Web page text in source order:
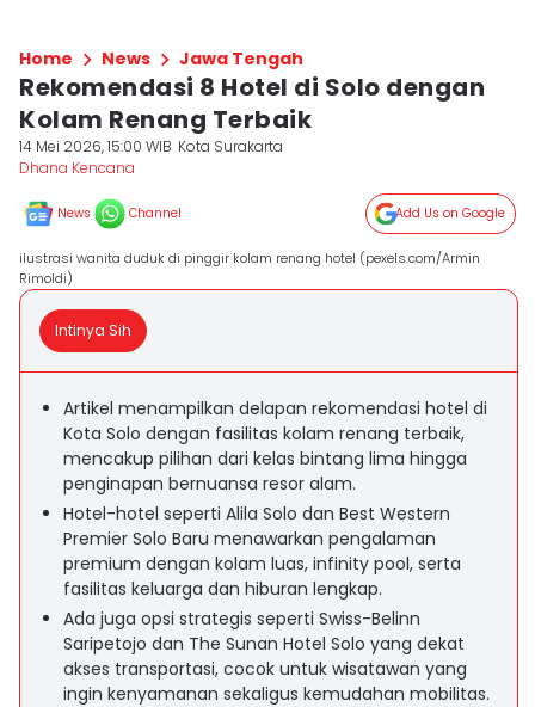
Home News Jawa Tengah
Rekomendasi 8 Hotel di Solo dengan
Kolam Renang Terbaik
14 Mei 2026, 15:00 WIB Kota Surakarta
Dhana Kencana
News Channel Add Us on Google
ilustrasi wanita duduk di pinggir kolam renang hotel (pexels.com/Armin
Rimoldi)
Intinya Sih
Artikel menampilkan delapan rekomendasi hotel di
Kota Solo dengan fasilitas kolam renang terbaik,
mencakup pilihan dari kelas bintang lima hingga
penginapan bernuansa resor alam.
Hotel-hotel seperti Alila Solo dan Best Western
Premier Solo Baru menawarkan pengalaman
premium dengan kolam luas, infinity pool, serta
fasilitas keluarga dan hiburan lengkap.
Ada juga opsi strategis seperti Swiss-Belinn
Saripetojo dan The Sunan Hotel Solo yang dekat
akses transportasi, cocok untuk wisatawan yang
ingin kenyamanan sekaligus kemudahan mobilitas.